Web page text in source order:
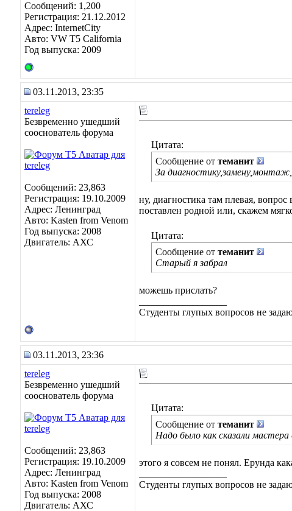
Сообщений: 1,200
Регистрация: 21.12.2012
Адрес: InternetCity
Авто: VW T5 California
Год выпуска: 2009
03.11.2013, 23:35
tereleg
Безвременно ушедший
сооснователь форума
Сообщений: 23,863
Регистрация: 19.10.2009
Адрес: Ленинград
Авто: Kasten from Venom
Год выпуска: 2008
Двигатель: АХС
Цитата:
Сообщение от теманит
За
ну, диагностика там плевая,
поставлен родной или, скажем
Цитата:
Сообщение от теманит
Старый я забрал
можешь прислать?
Студенты глупых вопросов не
03.11.2013, 23:36
tereleg
Безвременно ушедший
сооснователь форума
Сообщений: 23,863
Регистрация: 19.10.2009
Адрес: Ленинград
Авто: Kasten from Venom
Год выпуска: 2008
Двигатель: АХС
Цитата:
Сообщение от теманит
Надо было как сказали
этого я совсем не понял. Ерунда
Студенты глупых вопросов не